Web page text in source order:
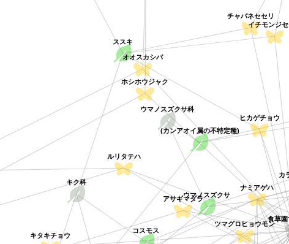
ウマノスズクサ科
ウマノスズクサ
ルリタテハ
ススキ
ヒカゲチョウ
(カンアオイ属の不特定種)
カ
キク科
コスモス
ナミアゲハ
イチモンジセ
チャバネセセリ
キタキチョウ
ツマグロヒョウモン
オオスカシバ
ホシホウジャク
アサギマダラ
食草園